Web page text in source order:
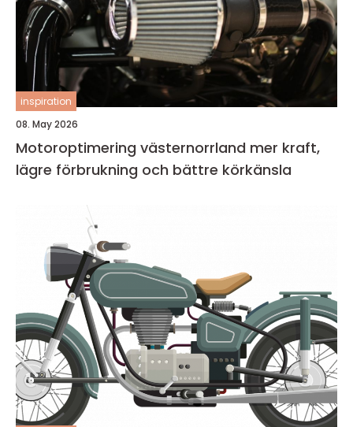
inspiration
08. May 2026
Motoroptimering västernorrland mer kraft,
lägre förbrukning och bättre körkänsla